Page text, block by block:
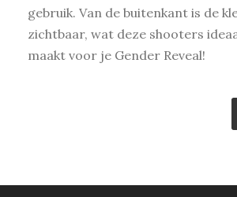
gebruik. Van de buitenkant is de
zichtbaar, wat deze shooters
maakt voor je Gender Reveal!